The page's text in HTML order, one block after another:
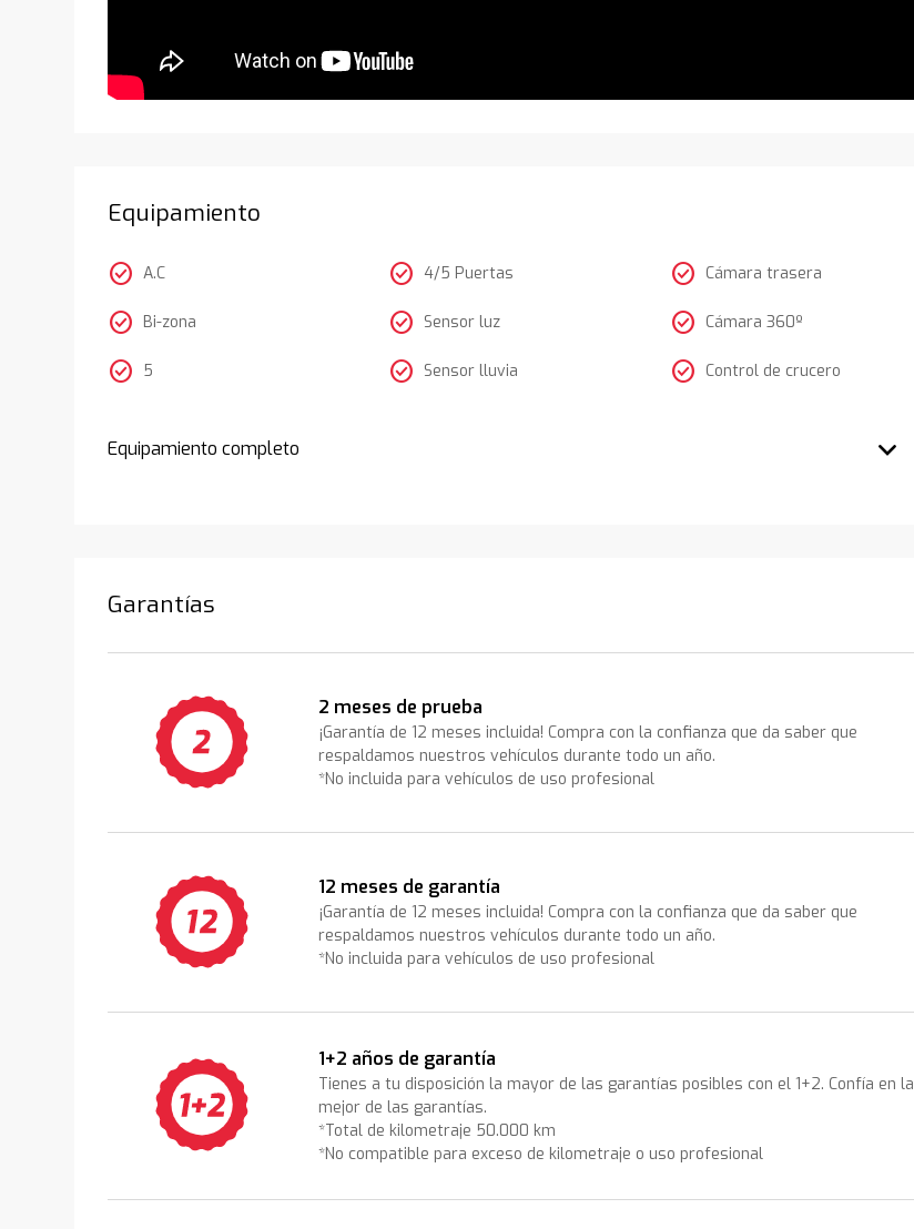
Equipamiento
check_circle A.C
check_circle Bi-zona
check_circle 5
check_circle 4/5 Puertas
check_circle Sensor luz
check_circle Sensor lluvia
check_circle Cámara trasera
check_circle Cámara 360º
check_circle Control de crucero
Equipamiento completo
Garantías
2 meses de prueba
¡Garantía de 12 meses incluida! Compra con la confianza que da saber que
respaldamos nuestros vehículos durante todo un año.
*No incluida para vehículos de uso profesional
12 meses de garantía
¡Garantía de 12 meses incluida! Compra con la confianza que da saber que
respaldamos nuestros vehículos durante todo un año.
*No incluida para vehículos de uso profesional
1+2 años de garantía
Tienes a tu disposición la mayor de las garantías posibles con el 1+2. Confía en la
mejor de las garantías.
*Total de kilometraje 50.000 km
*No compatible para exceso de kilometraje o uso profesional